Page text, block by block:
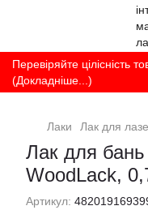
Перевіряйте цілісність
(Докладніше...)
Лаки Лак для
Лак для
WoodLack,
Артикул: